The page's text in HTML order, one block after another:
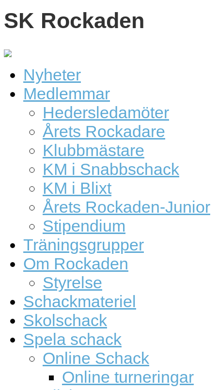
SK Rockaden
Nyheter
Medlemmar
Hedersledamöter
Årets Rockadare
Klubbmästare
KM i Snabbschack
KM i Blixt
Årets Rockaden-Junior
Stipendium
Träningsgrupper
Om Rockaden
Styrelse
Schackmateriel
Skolschack
Spela schack
Online Schack
Online turneringar